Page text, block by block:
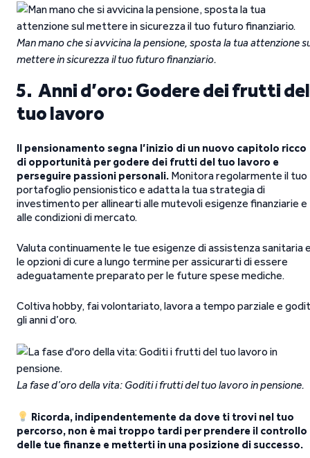
Man mano che si avvicina la pensione, sposta la tua attenzione
mettere in sicurezza il tuo futuro finanziario.
5. Anni d’oro: Godere dei frutti del
tuo lavoro
Il pensionamento segna l’inizio di un nuovo capitolo ricco
di opportunità per godere dei frutti del tuo lavoro e
perseguire passioni personali. Monitora regolarmente il tuo
portafoglio pensionistico e adatta la tua strategia di
investimento per allinearti alle mutevoli esigenze finanziarie e
alle condizioni di mercato.
Valuta continuamente le tue esigenze di assistenza sanitaria
le opzioni di cure a lungo termine per assicurarti di essere
adeguatamente preparato per le future spese mediche.
Coltiva hobby, fai volontariato, lavora a tempo parziale e
gli anni d’oro.
La fase d’oro della vita: Goditi i frutti del tuo lavoro in pensione.
Ricorda, indipendentemente da dove ti trovi nel tuo
percorso, non è mai troppo tardi per prendere il controllo
delle tue finanze e metterti in una posizione di successo.